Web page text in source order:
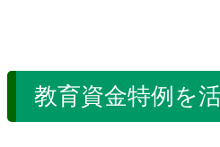
教育資金特例を